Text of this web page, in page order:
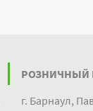
РОЗНИЧНЫЙ
г. Барнаул,